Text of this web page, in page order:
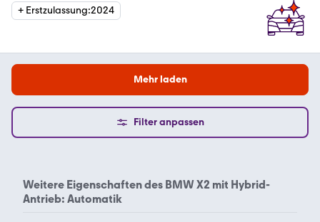
+ Erstzulassung:2024
Mehr laden
Filter anpassen
Weitere Eigenschaften des BMW X2 mit Hybrid-
Antrieb: Automatik